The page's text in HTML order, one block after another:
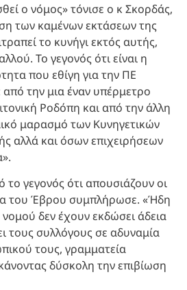
ο νόμος» τόνισε ο κ Σκορδάς,
των καμένων εκτάσεων της
το κυνήγι εκτός αυτής,
Το γεγονός ότι είναι η
που εθίγη για την ΠΕ
την μια έναν υπέρμετρο
Ροδόπη και από την άλλη
μαρασμό των Κυνηγετικών
αλλά και όσων επιχειρήσεων
το γεγονός ότι απουσιάζουν οι
του Έβρου συμπλήρωσε. «Ήδη
νομού δεν έχουν εκδώσει άδεια
τους συλλόγους σε αδυναμία
τους, γραμματεία
δύσκολη την επιβίωση